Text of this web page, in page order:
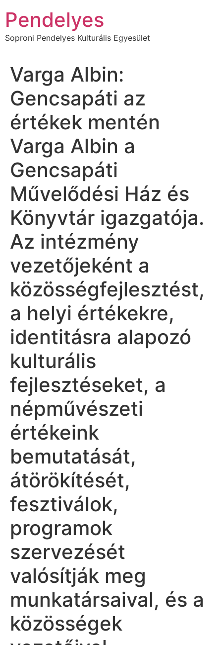
tartalomhoz
Pendelyes
Soproni Pendelyes Kulturális Egyesület
Varga Albin:
Gencsapáti az
értékek mentén
Varga Albin a
Gencsapáti
Művelődési Ház és
Könyvtár igazgatója.
Az intézmény
vezetőjeként a
közösségfejlesztést,
a helyi értékekre,
identitásra alapozó
kulturális
fejlesztéseket, a
népművészeti
értékeink
bemutatását,
átörökítését,
fesztiválok,
programok
szervezését
valósítják meg
munkatársaival, és a
közösségek